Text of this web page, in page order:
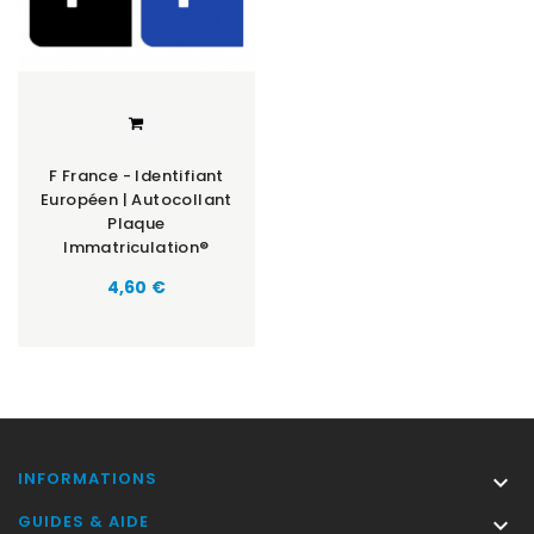
F France - Identifiant
Européen | Autocollant
Plaque
Immatriculation®
Prix
4,60 €
INFORMATIONS 
GUIDES & AIDE 